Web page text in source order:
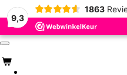
9,3
1863
Ga
direct
naar
de